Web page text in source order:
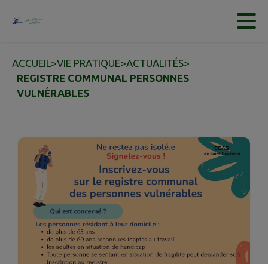
Contenu
ACCUEIL>VIE PRATIQUE>ACTUALITÉS>
REGISTRE COMMUNAL PERSONNES
VULNÉRABLES